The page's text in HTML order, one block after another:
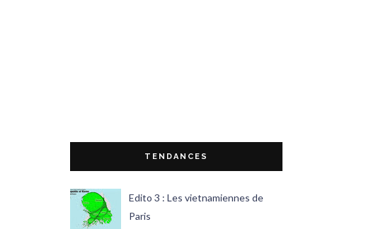
TENDANCES
Edito 3 : Les vietnamiennes de
Paris